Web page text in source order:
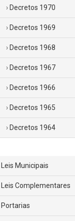
Decretos 1970
Decretos 1969
Decretos 1968
Decretos 1967
Decretos 1966
Decretos 1965
Decretos 1964
Leis Municipais
Leis Complementares
Portarias